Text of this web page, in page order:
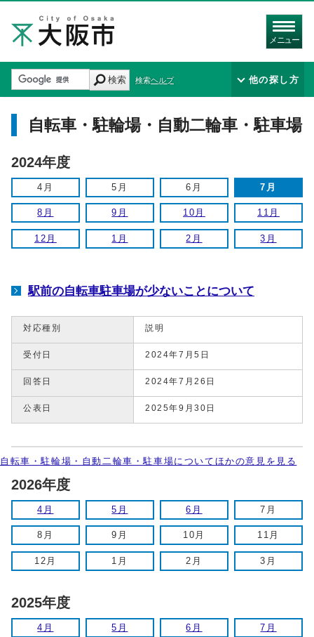
メニュー
検索 検索ヘルプ 他の探し方
自転車・駐輪場・自動二輪車・駐車場
2024年度
4月 5月 6月 7月
8月 9月 10月 11月
12月 1月 2月 3月
駅前の自転車駐車場が少ないことについて
対応種別 説明
受付日 2024年7月5日
回答日 2024年7月26日
公表日 2025年9月30日
自転車・駐輪場・自動二輪車・駐車場についてほかの意見を見る
2026年度
4月 5月 6月 7月
8月 9月 10月 11月
12月 1月 2月 3月
2025年度
4月 5月 6月 7月